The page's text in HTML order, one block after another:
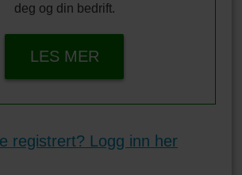
deg og din bedrift.
LES MER
registrert? Logg inn her